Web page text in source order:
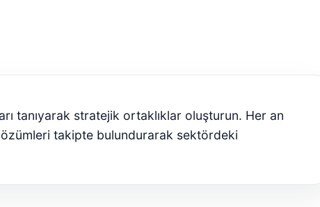
tanıyarak stratejik ortaklıklar oluşturun. Her an
takipte bulundurarak sektördeki